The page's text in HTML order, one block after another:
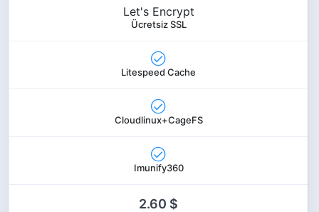
Let's Encrypt
Ücretsiz SSL
Litespeed Cache
Cloudlinux+CageFS
Imunify360
2.60 $